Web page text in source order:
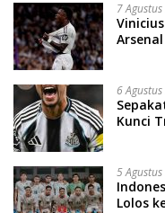
7
6
Kunci
5
Lolos